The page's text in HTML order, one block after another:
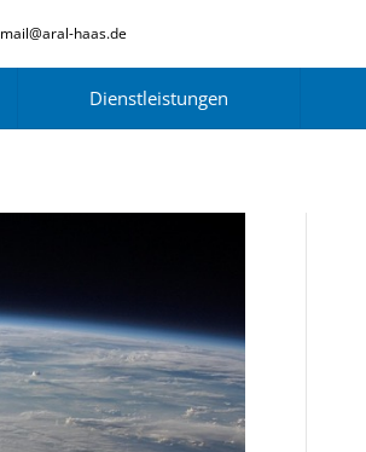
mail@aral-haas.de
Dienstleistungen